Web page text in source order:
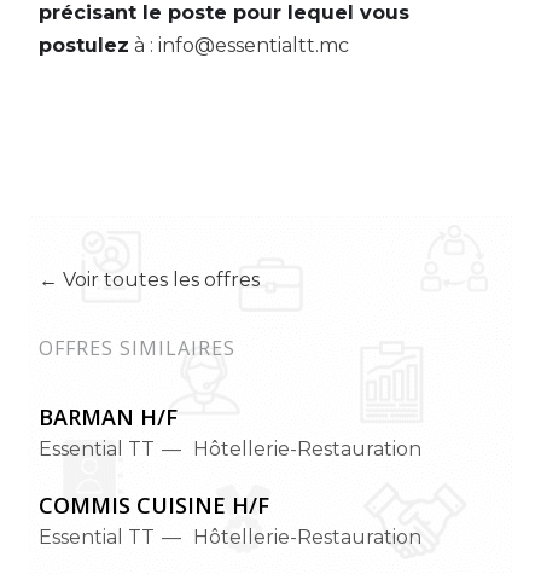
précisant le poste pour lequel vous
postulez à : info@essentialtt.mc
← Voir toutes les offres
OFFRES SIMILAIRES
BARMAN H/F
Essential TT Hôtellerie-Restauration
COMMIS CUISINE H/F
Essential TT Hôtellerie-Restauration